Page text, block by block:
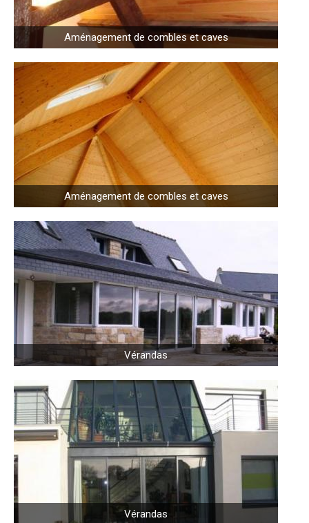
Aménagement de combles et caves
Aménagement de combles et caves
Vérandas
Vérandas